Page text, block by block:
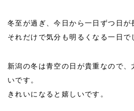
冬至が過ぎ、今日から一日ずつ日が
それだけで気分も明るくなる一日で
新潟の冬は青空の日が貴重なので、
いです。
きれいになると嬉しいです。